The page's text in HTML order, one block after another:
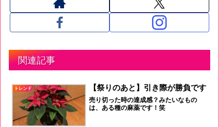
関連記事
トレンド 【祭りのあと】引き際が勝負です
売り切った時の達成感？みたいなもの
は、ある種の麻薬です！笑